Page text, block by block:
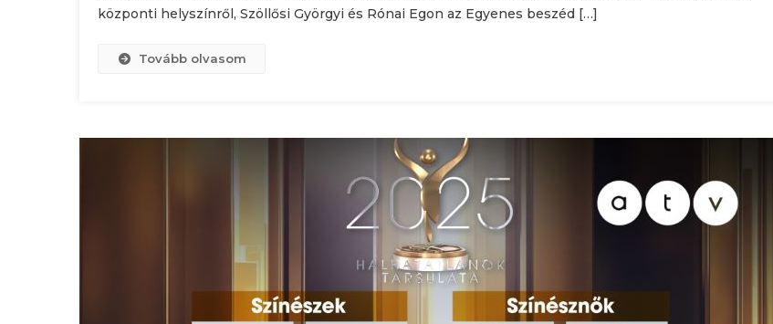
központi helyszínről, Szöllősi Györgyi és Rónai Egon az Egyenes beszéd […]
Tovább olvasom